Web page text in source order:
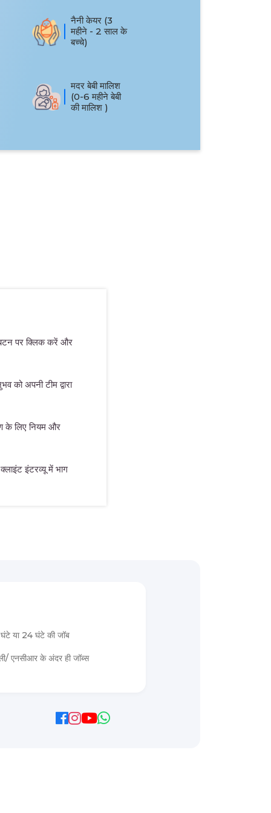
नैनी केयर (3
महीने - 2 साल के
बच्चे)
मदर बेबी मालिश
(0-6 महीने बेबी
की मालिश )
पर क्लिक करें और
को अपनी टीम द्वारा
के लिए नियम और
इंटरव्यू में भाग
या 24 घंटे की जॉब
एनसीआर के अंदर ही जॉब्स